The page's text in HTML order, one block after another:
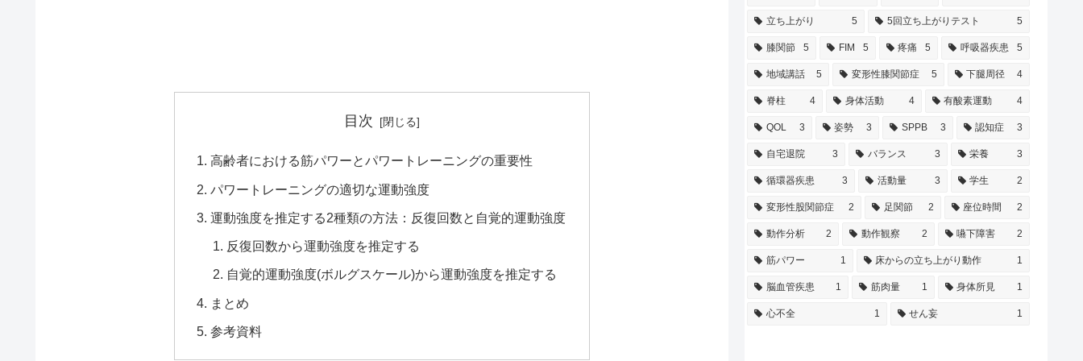
目次
高齢者における筋パワーとパワートレーニングの重要性
パワートレーニングの適切な運動強度
運動強度を推定する2種類の方法：反復回数と自覚的運動強度
反復回数から運動強度を推定する
自覚的運動強度(ボルグスケール)から運動強度を推定する
まとめ
参考資料
立ち上がり 5 5回立ち上がりテスト 5
膝関節 5 FIM 5 疼痛 5 呼吸器疾患 5
地域講話 5 変形性膝関節症 5 下腿周径 4
脊柱 4 身体活動 4 有酸素運動 4
QOL 3 姿勢 3 SPPB 3 認知症 3
自宅退院 3 バランス 3 栄養 3
循環器疾患 3 活動量 3 学生 2
変形性股関節症 2 足関節 2 座位時間 2
動作分析 2 動作観察 2 嚥下障害 2
筋パワー 1 床からの立ち上がり動作 1
脳血管疾患 1 筋肉量 1 身体所見 1
心不全 1 せん妄 1